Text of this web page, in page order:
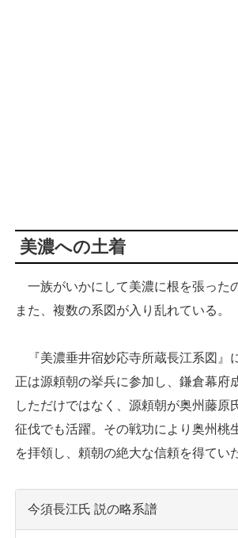
美濃への土着
一族がいかにして美濃に根を張った
また、複数の系図が入り乱れている。
『美濃垂井宿妙応寺所蔵長江系図』
正は源頼朝の挙兵に参加し、鎌倉幕府
しただけではなく、源頼朝が奥州藤原
征伐でも活躍。その戦功により奥州桃
を拝領し、頼朝の絶大な信頼を得てい
今須長江氏 説の略系譜